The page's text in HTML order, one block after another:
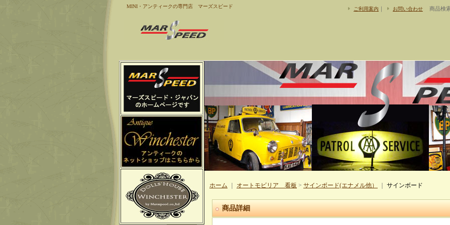
MINI・アンティークの専門店 マーズスピード ご利用案内 ｜ お問い合わせ 商品検
ホーム オートモビリア 看板 > サインボード(エナメル他） サインボード
商品詳細